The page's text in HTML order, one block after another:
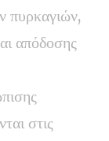
πυρκαγιών,
απόδοσης
στις